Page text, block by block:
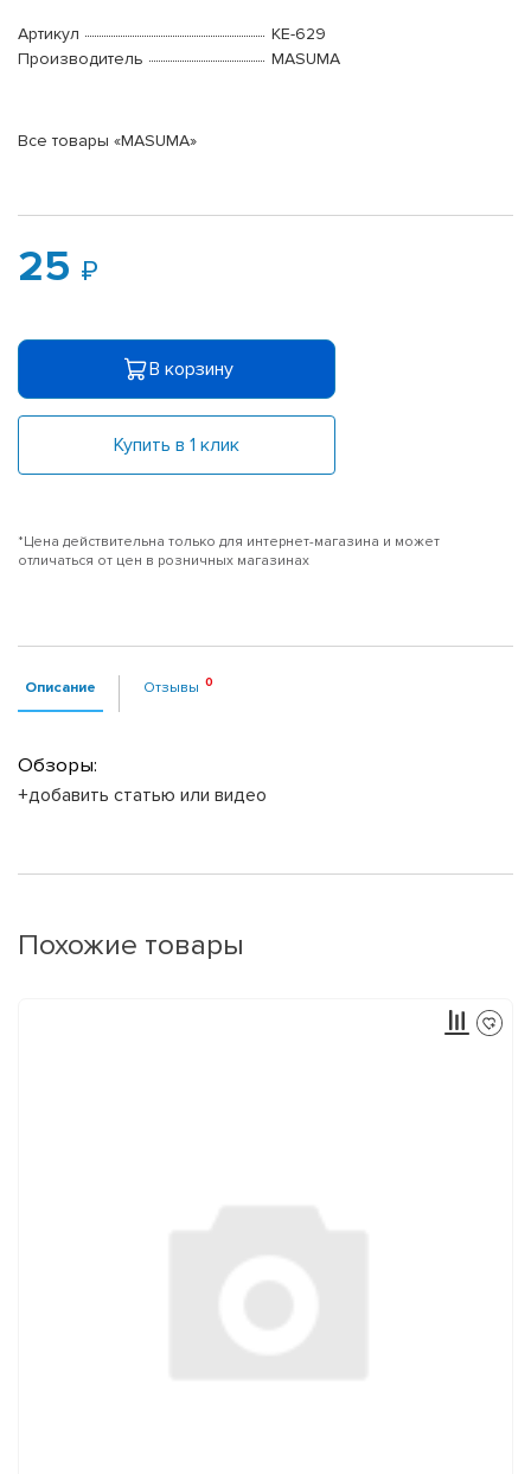
Артикул
KE-629
Производитель
MASUMA
Все товары «MASUMA»
25
В корзину
Купить в 1 клик
*Цена действительна только для интернет-магазина и может
отличаться от цен в розничных магазинах
Описание Отзывы
Обзоры:
+добавить статью или видео
Похожие товары